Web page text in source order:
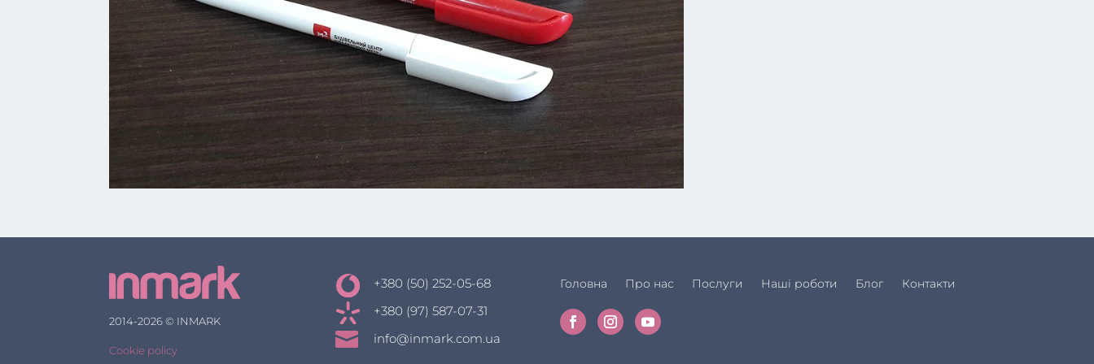
2014-2026 © INMARK
Cookie policy
+380 (50) 252-05-68
+380 (97) 587-07-31
 info@inmark.com.ua
Головна Про нас Послуги Наші роботи Блог Контакти